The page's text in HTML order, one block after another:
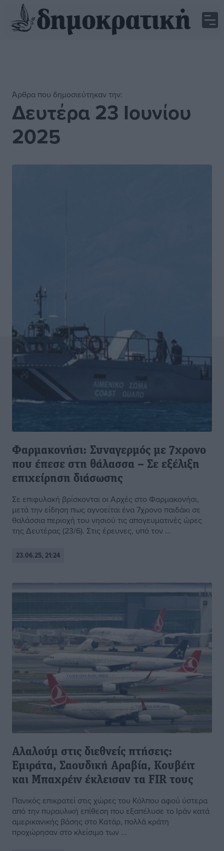
Άρθρα που δημοσιεύτηκαν την:
Δευτέρα 23 Ιουνίου
2025
Φαρμακονήσι: Συναγερμός με 7χρονο
που έπεσε στη θάλασσα – Σε εξέλιξη
επιχείρηση διάσωσης
Σε επιφυλακή βρίσκονται οι Αρχές στο Φαρμακονήσι,
μετά την είδηση πως αγνοείται ένα 7χρονο παιδάκι σε
θαλάσσια περιοχή του νησιού τις απογευματινές ώρες
της Δευτέρας (23/6). Στις έρευνες, υπό τον ...
23.06.25, 21:24
Αλαλούμ στις διεθνείς πτήσεις:
Εμιράτα, Σαουδική Αραβία, Κουβέιτ
και Μπαχρέιν έκλεισαν τα FIR τους
Πανικός επικρατεί στις χώρες του Κόλπου αφού ύστερα
από την πυραυλική επίθεση που εξαπέλυσε το Ιράν κατά
αμερικανικής βάσης στο Κατάρ, πολλά κράτη
προχώρησαν στο κλείσιμο των ...